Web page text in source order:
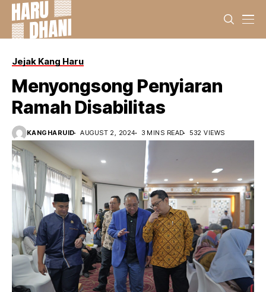
Jejak Kang Haru
Menyongsong Penyiaran
Ramah Disabilitas
KANGHARUID AUGUST 2, 2024 3 MINS READ 532 VIEWS